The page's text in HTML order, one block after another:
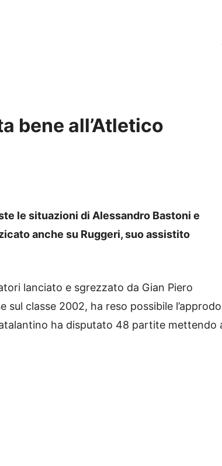
bene all’Atletico
le situazioni di Alessandro Bastoni e
anche su Ruggeri, suo assistito
lanciato e sgrezzato da Gian Piero
classe 2002, ha reso possibile l’approdo
atalantino ha disputato 48 partite mettendo